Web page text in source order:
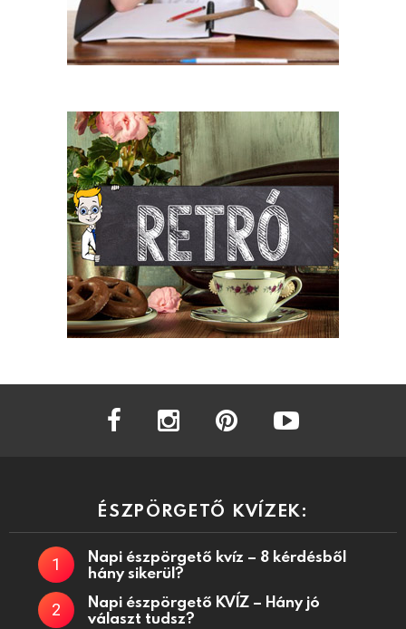
facebook instagram
ÉSZPÖRGETŐ KVÍZEK:
Napi észpörgető kvíz – 8 kérdésből
hány sikerül?
Napi észpörgető KVÍZ – Hány jó
választ tudsz?